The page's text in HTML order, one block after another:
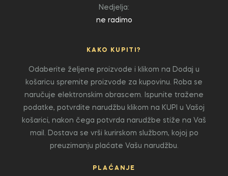
Nedjelja:
ne radimo
KAKO KUPITI?
Odaberite željene proizvode i klikom na Dodaj u
košaricu spremite proizvode za kupovinu. Roba se
naručuje elektronskim obrascem. Ispunite tražene
podatke, potvrdite narudžbu klikom na KUPI u Vašoj
košarici, nakon čega potvrda narudžbe stiže na Vaš
mail. Dostava se vrši kurirskom službom, kojoj po
preuzimanju plaćate Vašu narudžbu.
PLAĆANJE